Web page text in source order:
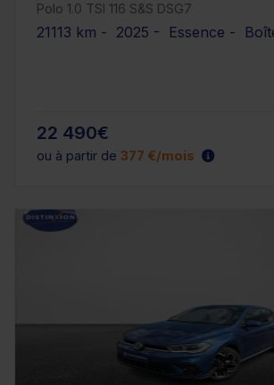
Polo 1.0 TSI 116 S&S DSG7
21113 km - 2025 - Essence -
22 490€
ou à partir de 377 €/mois